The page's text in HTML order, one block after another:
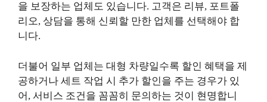
을 보장하는 업체도 있습니다. 고객은 리뷰, 포트폴
리오, 상담을 통해 신뢰할 만한 업체를 선택해야 합
니다.
더불어 일부 업체는 대형 차량일수록 할인 혜택을 제
공하거나 세트 작업 시 추가 할인을 주는 경우가 있
어, 서비스 조건을 꼼꼼히 문의하는 것이 현명합니